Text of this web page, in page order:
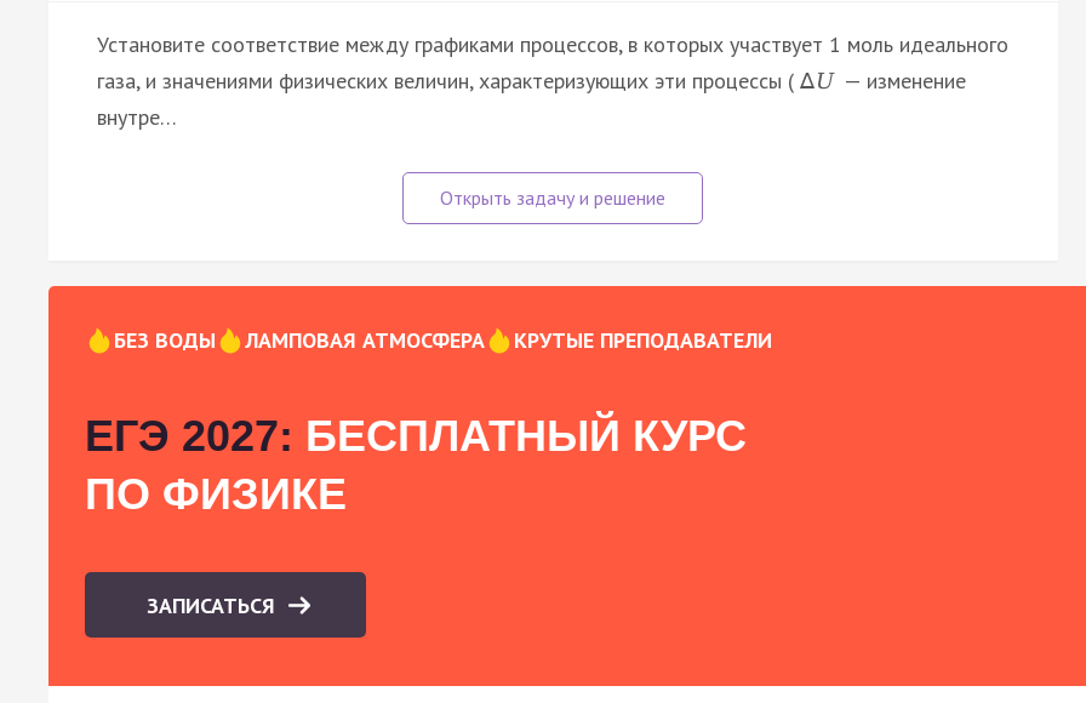
Установите соответствие между графиками процессов, в которых участвует 1 моль идеального
газа, и значениями физических величин, характеризующих эти процессы ( ∆U — изменение
внутре…
БЕЗ ВОДЫ ЛАМПОВАЯ АТМОСФЕРА КРУТЫЕ ПРЕПОДАВАТЕЛИ
ЕГЭ 2027: БЕСПЛАТНЫЙ КУРС
ПО ФИЗИКЕ
ЗАПИСАТЬСЯ